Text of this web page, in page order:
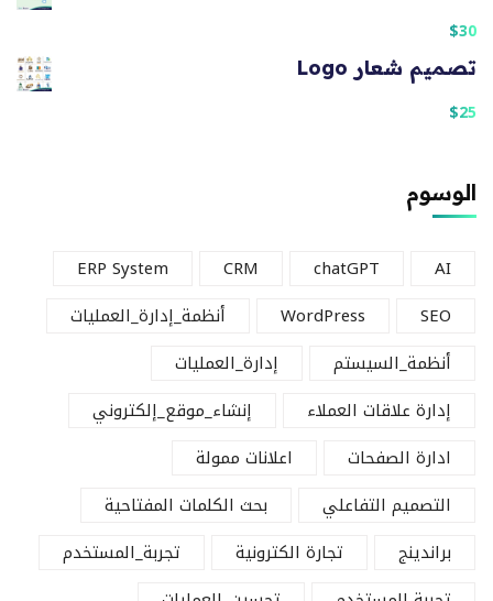
$30
تصميم شعار Logo
$25
الوسوم
AI
chatGPT
CRM
ERP System
SEO
WordPress
أنظمة_إدارة_العمليات
أنظمة_السيستم
إدارة_العمليات
إدارة علاقات العملاء
إنشاء_موقع_إلكتروني
ادارة الصفحات
اعلانات ممولة
التصميم التفاعلي
بحث الكلمات المفتاحية
براندينج
تجارة الكترونية
تجربة_المستخدم